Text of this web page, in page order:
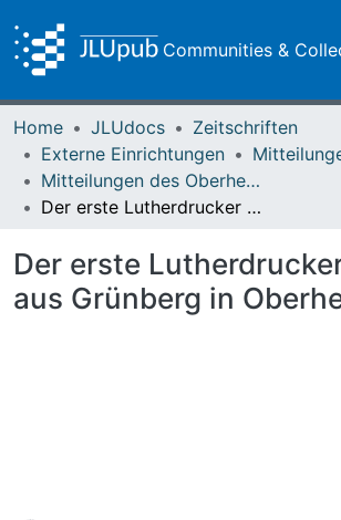
Communities &
Home JLUdocs
Zeitschriften
Externe Einrichtungen
Mitteilungen des Oberhessischen Geschichtsvereins Gießen Vol. 024 (1922)
Der erste Lutherdrucker stammt aus Grünberg in Oberhessen
Der erste
aus Grünberg in